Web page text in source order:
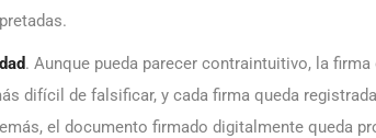
. Aunque pueda parecer contraintuitivo, la
difícil de falsificar, y cada firma queda
el documento firmado digitalmente queda